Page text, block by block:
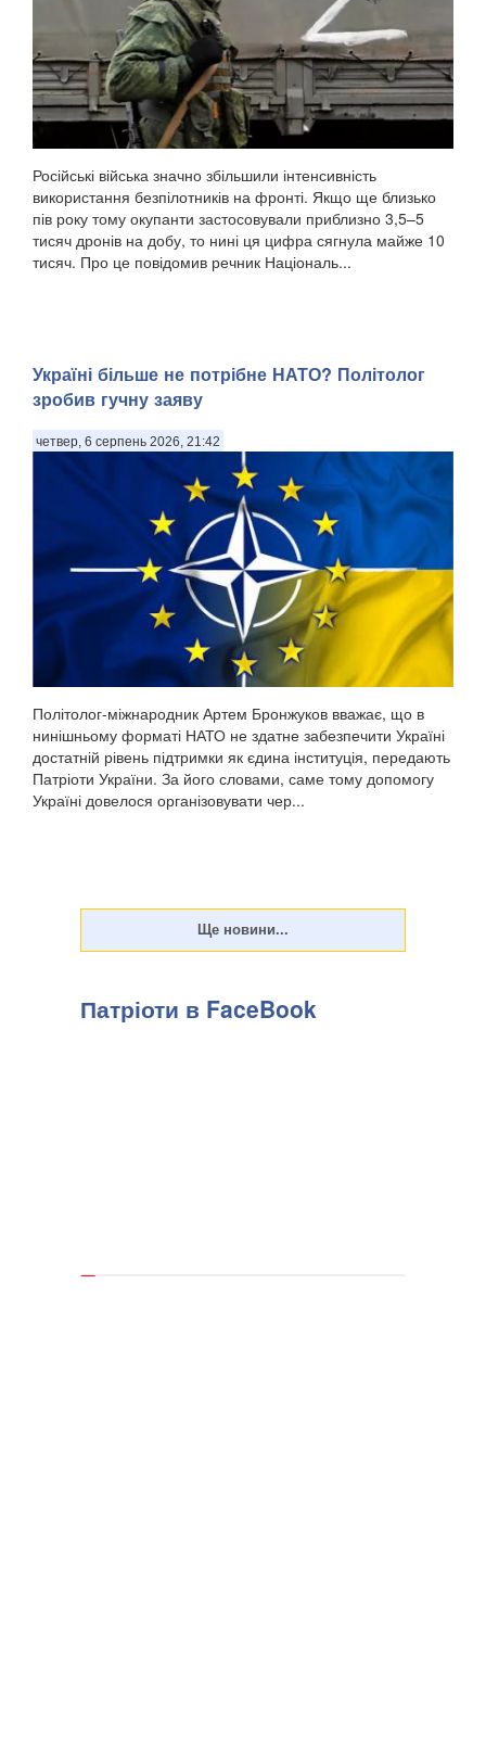
Російські війська значно збільшили інтенсивність
використання безпілотників на фронті. Якщо ще близько
пів року тому окупанти застосовували приблизно 3,5–5
тисяч дронів на добу, то нині ця цифра сягнула майже 10
тисяч. Про це повідомив речник Національ...
Україні більше не потрібне НАТО? Політолог
зробив гучну заяву
четвер, 6 серпень 2026, 21:42
Політолог-міжнародник Артем Бронжуков вважає, що в
нинішньому форматі НАТО не здатне забезпечити Україні
достатній рівень підтримки як єдина інституція, передають
Патріоти України. За його словами, саме тому допомогу
Україні довелося організовувати чер...
Патріоти в FaceBook